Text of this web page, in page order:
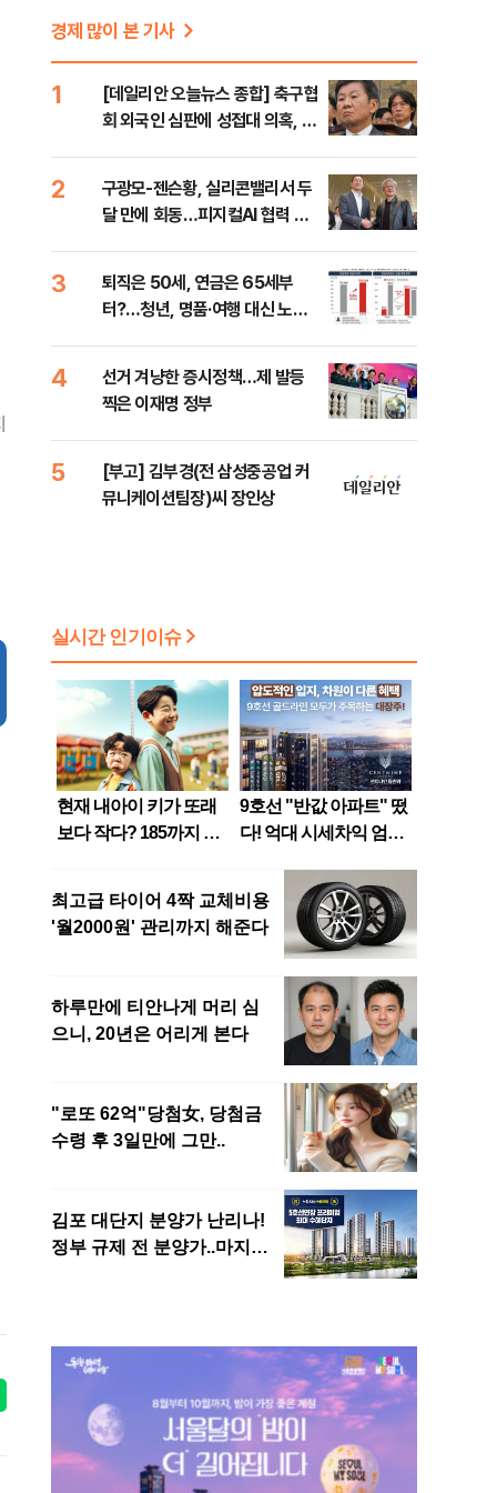
경제 많이 본 기사
1
[데일리안 오늘뉴스 종합] 축구협
회 외국인 심판에 성접대 의혹, 李
나, 삼전닉스 올인은 금물, SK하
이닉스 프리마켓 시초가 논란 재
점화, 김민석 "과반 승리 가능성
99%" 등
2
구광모-젠슨황, 실리콘밸리서 두
달 만에 회동…피지컬AI 협력 논
3
퇴직은 50세, 연금은 65세부
터?…청년, 명품·여행 대신 노후
4
선거 겨냥한 증시정책…제 발등
찍은 이재명 정부
5
[부고] 김부경(전 삼성중공업 커
뮤니케이션팀장)씨 장인상